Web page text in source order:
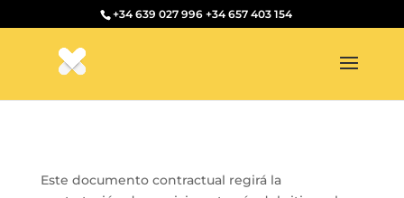
+34 639 027 996 +34 657 403 154
Este documento contractual regirá la